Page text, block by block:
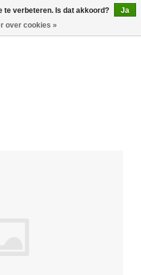
0
te verbeteren. Is dat akkoord?
Ja
over cookies »